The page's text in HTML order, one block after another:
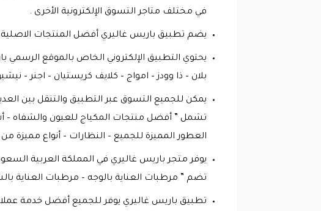
في مختلف متاجر التسوق الإلكترونية الأخرى .
يضم تطبيق باريس غاليري أفضل المنتجات الاصلية 100%، كافة المنتجات المتاحة هي منتجات مضمونة وموثوقة .
يحتوي التطبيق الإلكتروني الخاص بالموقع
بلان – ذا وودز – امواج – كلايف كريستيان – اجنر –
يمكن للجميع التسوق عبر التطبيق والتنقل بين
تشمل ” أفضل منتجات المكياج للعيون والشفاه –
العطور المميزة للجميع – النظارات – أنواع مميزة
يوفر متجر باريس غاليري في المملكة العربية
تضم ” مرطبات العناية بالوجه – مرطبات العناية
تطبيق باريس غاليري يوفر للجميع أفضل خدمة